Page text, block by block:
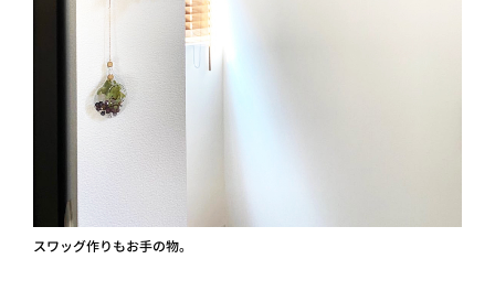
スワッグ作りもお手の物。